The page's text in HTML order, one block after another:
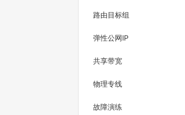
路由目标组
弹性公网IP
共享带宽
物理专线
故障演练